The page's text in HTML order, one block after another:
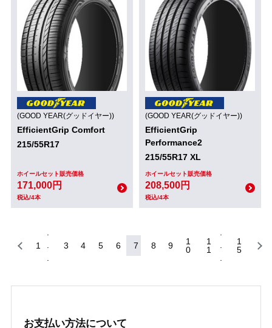
(GOOD YEAR(グッドイヤー))
EfficientGrip Comfort
215/55R17
ホイールセット販売価格
171,000円
税込/4本
(GOOD YEAR(グッドイヤー))
EfficientGrip
Performance2
215/55R17 XL
ホイールセット販売価格
208,500円
税込/4本
1 3 4 5 6 7 8 9
1
0
1
1
1
5
お支払い方法について